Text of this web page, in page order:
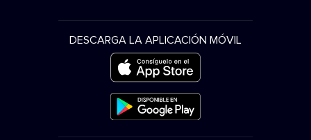
DESCARGA LA APLICACIÓN MÓVIL